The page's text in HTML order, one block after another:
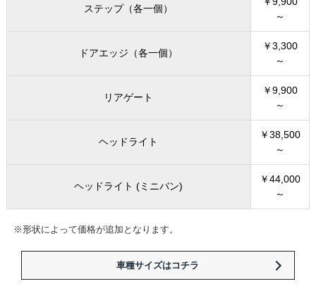
ステップ（各一個）
～
ドアエッジ（各一個）
￥3,300
～
リアゲート
￥9,900
～
ヘッドライト
￥38,500
～
ヘッドライト (ミニバン)
￥44,000
～
※形状によって価格が追加となります。
車種サイズはコチラ